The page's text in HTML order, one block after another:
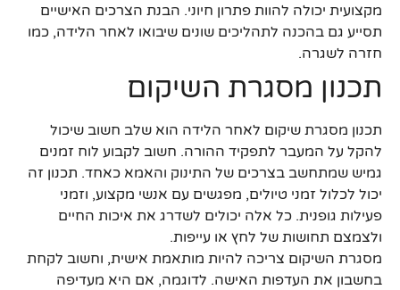
מקצועית יכולה להוות פתרון חיוני. הבנת הצרכים האישיים
תסייע גם בהכנה לתהליכים שונים שיבואו לאחר הלידה, כמו
חזרה לשגרה.
תכנון מסגרת השיקום
תכנון מסגרת שיקום לאחר הלידה הוא שלב חשוב שיכול
להקל על המעבר לתפקיד ההורה. חשוב לקבוע לוח זמנים
גמיש שמתחשב בצרכים של התינוק והאמא כאחד. תכנון זה
יכול לכלול זמני טיולים, מפגשים עם אנשי מקצוע, וזמני
פעילות גופנית. כל אלה יכולים לשדרג את איכות החיים
ולצמצם תחושות של לחץ או עייפות.
מסגרת השיקום צריכה להיות מותאמת אישית, וחשוב לקחת
בחשבון את העדפות האישה. לדוגמה, אם היא מעדיפה